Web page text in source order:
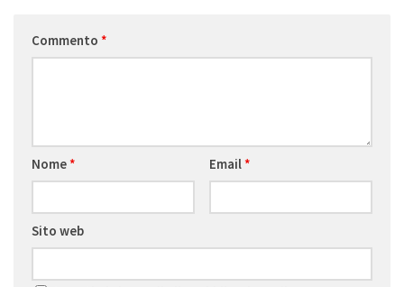
Commento *
Nome* Email*
Sito web